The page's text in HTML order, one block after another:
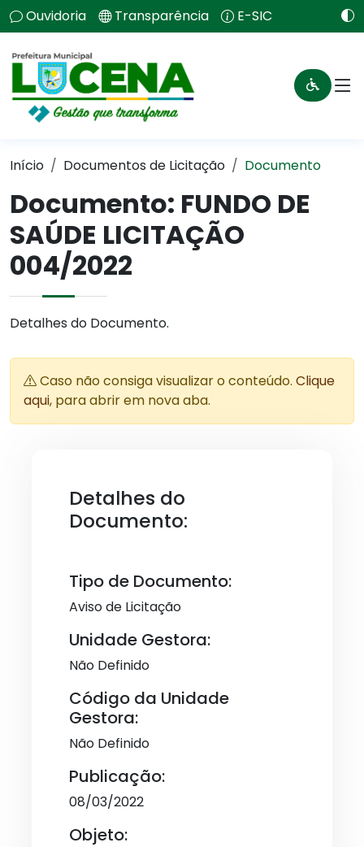
Ouvidoria Transparência E-SIC
Início Documentos de Licitação Documento
Documento: FUNDO DE
SAÚDE LICITAÇÃO
004/2022
Detalhes do Documento.
Caso não consiga visualizar o conteúdo. Clique
aqui, para abrir em nova aba.
Detalhes do
Documento:
Tipo de Documento:
Aviso de Licitação
Unidade Gestora:
Não Definido
Código da Unidade
Gestora:
Não Definido
Publicação:
08/03/2022
Objeto: